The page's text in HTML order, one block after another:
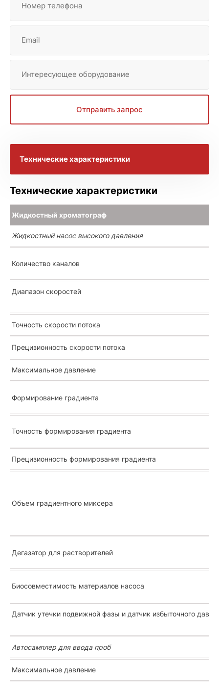
Номер телефона
Email
Интересующее оборудование
Отправить запрос
Технические характеристики
Технические характеристики
Жидкостный хроматограф
Жидкостный насос высокого давления
Количество каналов
Диапазон скоростей
Точность скорости потока
Прецизионность скорости потока
Максимальное давление
Формирование градиента
Точность формирования градиента
Прецизионность формирования градиента
Объем градиентного миксера
Дегазатор для растворителей
Биосовместимость материалов насоса
Датчик утечки подвижной фазы и датчик избыточного
Автосамплер для ввода проб
Максимальное давление